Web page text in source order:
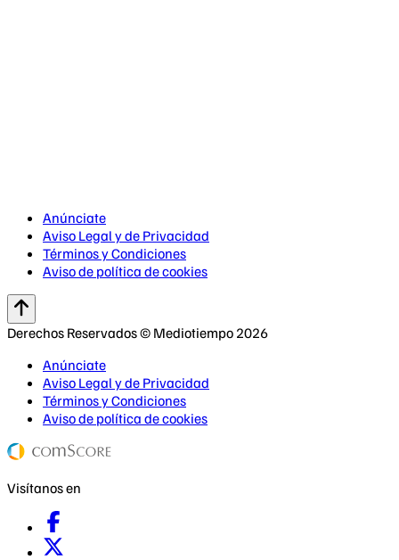
Anúnciate
Aviso Legal y de Privacidad
Términos y Condiciones
Aviso de política de cookies
Derechos Reservados © Mediotiempo 2026
Anúnciate
Aviso Legal y de Privacidad
Términos y Condiciones
Aviso de política de cookies
Visítanos en